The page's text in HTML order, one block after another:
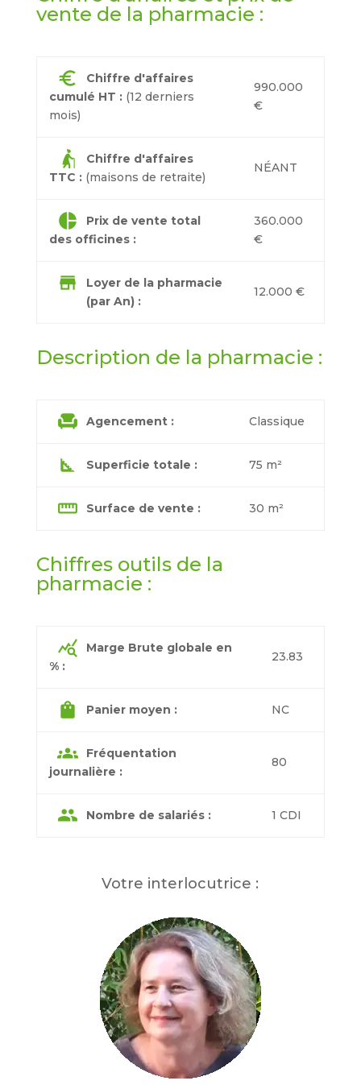
vente de la pharmacie :
euro
Chiffre d'affaires
cumulé HT :(12 derniers
mois)
990.000
€
elderly_woman
Chiffre d'affaires
TTC :(maisons de retraite)
NÉANT
pie_chart
Prix de vente total
des officines :
360.000
€
store
Loyer de la pharmacie
(par An) :
12.000 €
Description de la pharmacie :
chair Agencement : Classique
square_foot Superficie totale : 75 m²
straighten Surface de vente : 30 m²
Chiffres outils de la
pharmacie :
query_stats
Marge Brute globale en
% :
23.83
shopping_bag Panier moyen : NC
groups
Fréquentation
journalière :
80
group Nombre de salariés : 1 CDI
Votre interlocutrice :